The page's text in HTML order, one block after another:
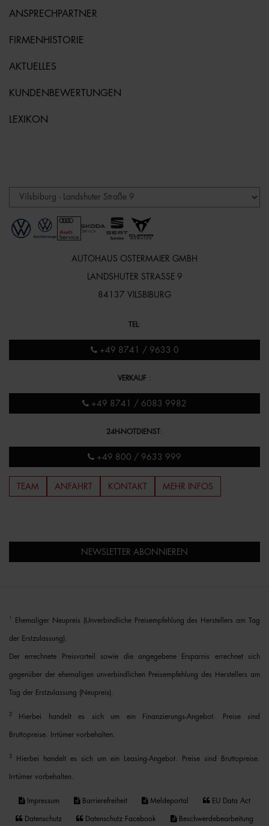
ANSPRECHPARTNER
FIRMENHISTORIE
AKTUELLES
KUNDENBEWERTUNGEN
LEXIKON
AUTOHAUS OSTERMAIER GMBH
LANDSHUTER STRASSE 9
84137 VILSBIBURG
TEL :
+49 8741 / 9633 0
VERKAUF :
+49 8741 / 6083 9982
24H-NOTDIENST:
+49 800 / 9633 999
TEAM ANFAHRT KONTAKT MEHR INFOS
NEWSLETTER ABONNIEREN
Ehemaliger Neupreis (Unverbindliche Preisempfehlung des Herstellers am Tag
der Erstzulassung).
Der errechnete Preisvorteil sowie die angegebene Ersparnis errechnet sich
gegenüber der ehemaligen unverbindlichen Preisempfehlung des Herstellers am
Tag der Erstzulassung (Neupreis).
2 Hierbei handelt es sich um ein Finanzierungs-Angebot. Preise sind
Bruttopreise. Irrtümer vorbehalten.
3 Hierbei handelt es sich um ein Leasing-Angebot. Preise sind Bruttopreise.
Irrtümer vorbehalten.
Impressum Barrierefreiheit Meldeportal EU Data Act
Datenschutz Datenschutz Facebook Beschwerdebearbeitung